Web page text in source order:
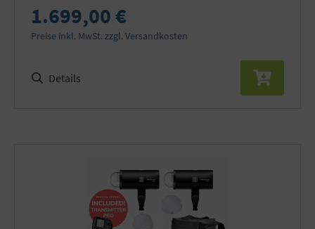
1.699,00 €
Preise inkl. MwSt. zzgl. Versandkosten
Details